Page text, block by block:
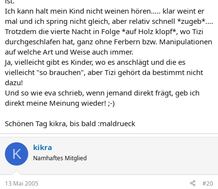
Ich kann halt mein Kind nicht weinen hören..... klar weint er
mal und ich spring nicht gleich, aber relativ schnell *zugeb*....
Trotzdem die vierte Nacht in Folge *auf Holz klopf*, wo Tizi
durchgeschlafen hat, ganz ohne Ferbern bzw. Manipulationen
auf welche Art und Weise auch immer.
Ja, vielleicht gibt es Kinder, wo es anschlägt und die es
vielleicht "so brauchen", aber Tizi gehört da bestimmt nicht
dazu!
Und so wie eva schrieb, wenn jemand direkt frägt, geb ich
direkt meine Meinung wieder! ;-)
Schönen Tag kikra, bis bald :maldrueck
K kikra
Namhaftes Mitglied
13 Mai 2005 #20